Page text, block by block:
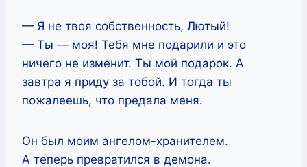
— Я не твоя собственность, Лютый!
— Ты — моя! Тебя мне подарили и это
ничего не изменит. Ты мой подарок. А
завтра я приду за тобой. И тогда ты
пожалеешь, что предала меня.
Он был моим ангелом-хранителем.
А теперь превратился в демона.